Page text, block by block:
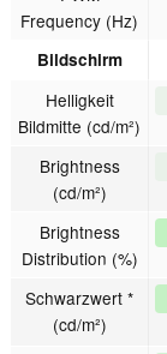
Frequency (Hz)
Bildschirm
Helligkeit
Bildmitte (cd/m²)
Brightness
(cd/m²)
Brightness
Distribution (%)
Schwarzwert *
(cd/m²)